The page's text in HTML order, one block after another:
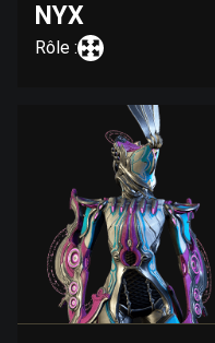
NYX
Rôle :